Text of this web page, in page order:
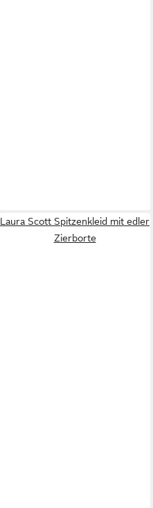
Laura Scott Spitzenkleid mit edler
Zierborte